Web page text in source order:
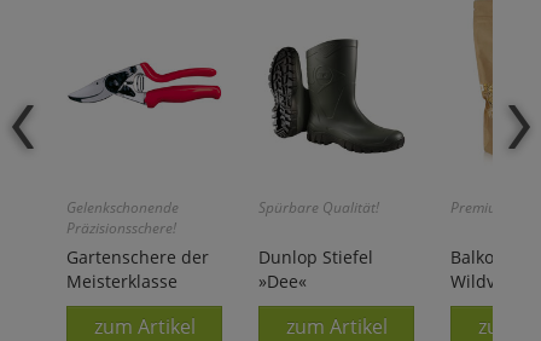
Gelenkschonende
Präzisionsschere!
Gartenschere der
Meisterklasse
zum Artikel
Spürbare Qualität!
Dunlop Stiefel
»Dee«
zum Artikel
Premium-
Wildvögel
zum